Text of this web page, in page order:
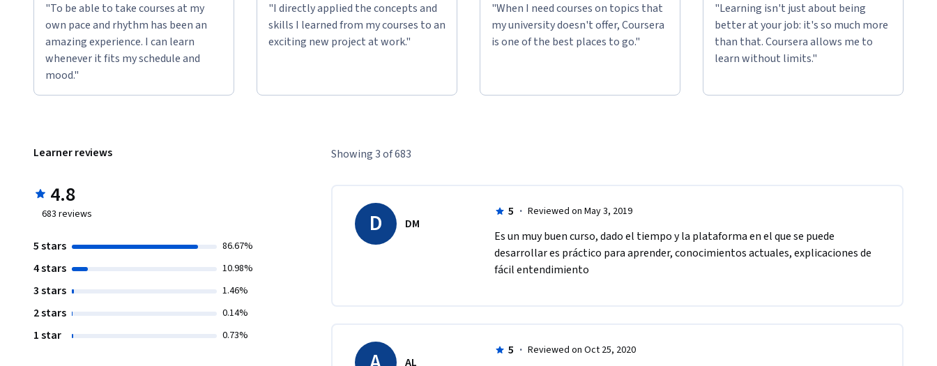
"To be able to take courses at my
own pace and rhythm has been an
amazing experience. I can learn
whenever it fits my schedule and
mood."
"I directly applied the concepts and
skills I learned from my courses to an
exciting new project at work."
"When I need courses on topics that
my university doesn't offer, Coursera
is one of the best places to go."
"Learning isn't just about being
better at your job: it's so much more
than that. Coursera allows me to
learn without limits."
Learner reviews
4.8
683 reviews
5 stars 86.67%
4 stars 10.98%
3 stars 1.46%
2 stars 0.14%
1 star 0.73%
Showing 3 of 683
D DM
5 · Reviewed on May 3, 2019
Es un muy buen curso, dado el tiempo y la plataforma en el que se puede
desarrollar es práctico para aprender, conocimientos actuales, explicaciones de
fácil entendimiento
AL
5 · Reviewed on Oct 25, 2020